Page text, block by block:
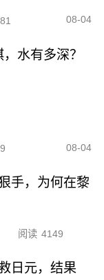
08-04
水有多深？
08-04
手，为何在黎
阅读 4149
日元，结果